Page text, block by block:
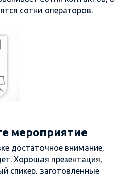
сотни операторов.
мероприятие
достаточное внимание,
Хорошая презентация,
спикер, заготовленные